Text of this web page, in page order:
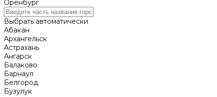
Оренбург
Выбрать автоматически
Абакан
Архангельск
Астрахань
Ангарск
Балаково
Барнаул
Белгород
Бузулук